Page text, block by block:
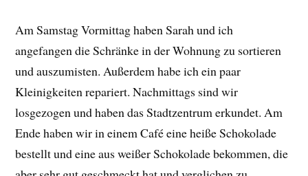
Am Samstag Vormittag haben Sarah und ich
angefangen die Schränke in der Wohnung zu sortieren
und auszumisten. Außerdem habe ich ein paar
Kleinigkeiten repariert. Nachmittags sind wir
losgezogen und haben das Stadtzentrum erkundet. Am
Ende haben wir in einem Café eine heiße Schokolade
bestellt und eine aus weißer Schokolade bekommen, die